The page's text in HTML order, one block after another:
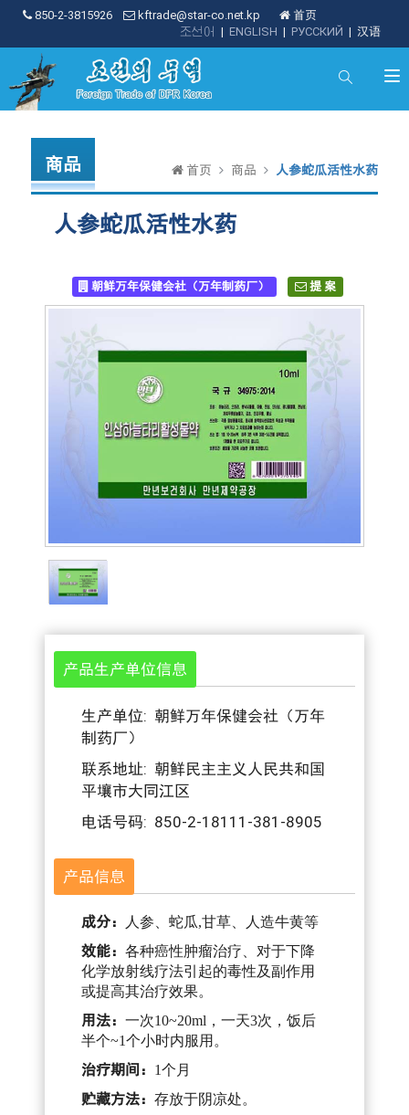
850-2-3815926 kftrade@star-co.net.kp
首页
| 汉语
| РУССКИЙ
| ENGLISH
조선어
商品 首页 商品 人参蛇瓜活性水药
人参蛇瓜活性水药
朝鲜万年保健会社（万年制药厂） 提 案
产品生产单位信息
生产单位: 朝鲜万年保健会社（万年
制药厂）
联系地址: 朝鲜民主主义人民共和国
平壤市大同江区
电话号码: 850-2-18111-381-8905
产品信息
成分： 人参、蛇瓜,甘草、人造牛黄等
效能： 各种癌性肿瘤治疗、对于下降
化学放射线疗法引起的毒性及副作用
或提高其治疗效果。
用法： 一次10~20ml，一天3次，饭后
半个~1个小时内服用。
治疗期间： 1个月
贮藏方法： 存放于阴凉处。